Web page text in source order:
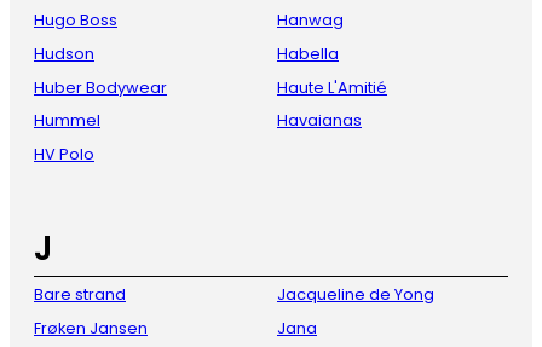
Hugo Boss
Hudson
Huber Bodywear
Hummel
HV Polo
Hanwag
Habella
Haute L'Amitié
Havaianas
J
Bare strand
Frøken Jansen
Jacqueline de Yong
Jana